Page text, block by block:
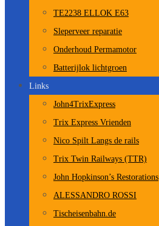
TE2238 ELLOK E63
Sleperveer reparatie
Onderhoud Permamotor
Batterijlok lichtgroen
Links
John4TrixExpress
Trix Express Vrienden
Nico Spilt Langs de rails
Trix Twin Railways (TTR)
John Hopkinson’s Restorations
ALESSANDRO ROSSI
Tischeisenbahn.de